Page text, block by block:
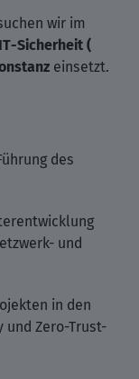
wir im
Sicherheit (
einsetzt.
des
und
in den
und Zero-Trust-